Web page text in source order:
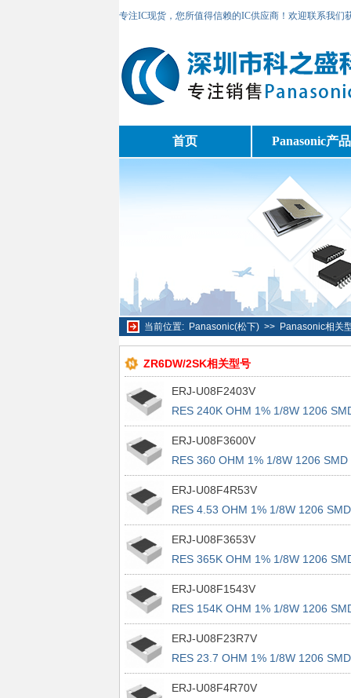
专注IC现货，您所值得信赖的IC供应商！欢迎联系我们
首页 Panasonic产
当前位置: Panasonic(松下)>> Panasonic相关
ZR6DW/2SK相关型号
ERJ-U08F2403V
RES 240K OHM 1% 1/8W 1206
ERJ-U08F3600V
RES 360 OHM 1% 1/8W 1206 SMD
ERJ-U08F4R53V
RES 4.53 OHM 1% 1/8W 1206 SMD
ERJ-U08F3653V
RES 365K OHM 1% 1/8W 1206
ERJ-U08F1543V
RES 154K OHM 1% 1/8W 1206
ERJ-U08F23R7V
RES 23.7 OHM 1% 1/8W 1206 SMD
ERJ-U08F4R70V